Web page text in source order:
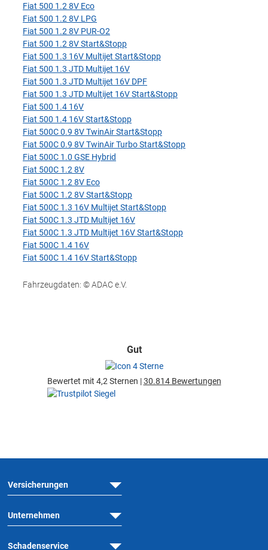
Fiat 500 1.2 8V Eco
Fiat 500 1.2 8V LPG
Fiat 500 1.2 8V PUR-O2
Fiat 500 1.2 8V Start&Stopp
Fiat 500 1.3 16V Multijet Start&Stopp
Fiat 500 1.3 JTD Multijet 16V
Fiat 500 1.3 JTD Multijet 16V DPF
Fiat 500 1.3 JTD Multijet 16V Start&Stopp
Fiat 500 1.4 16V
Fiat 500 1.4 16V Start&Stopp
Fiat 500C 0.9 8V TwinAir Start&Stopp
Fiat 500C 0.9 8V TwinAir Turbo Start&Stopp
Fiat 500C 1.0 GSE Hybrid
Fiat 500C 1.2 8V
Fiat 500C 1.2 8V Eco
Fiat 500C 1.2 8V Start&Stopp
Fiat 500C 1.3 16V Multijet Start&Stopp
Fiat 500C 1.3 JTD Multijet 16V
Fiat 500C 1.3 JTD Multijet 16V Start&Stopp
Fiat 500C 1.4 16V
Fiat 500C 1.4 16V Start&Stopp
Fahrzeugdaten: © ADAC e.V.
Gut
Bewertet mit 4,2 Sternen |30.814 Bewertungen
Versicherungen
Unternehmen
Schadenservice